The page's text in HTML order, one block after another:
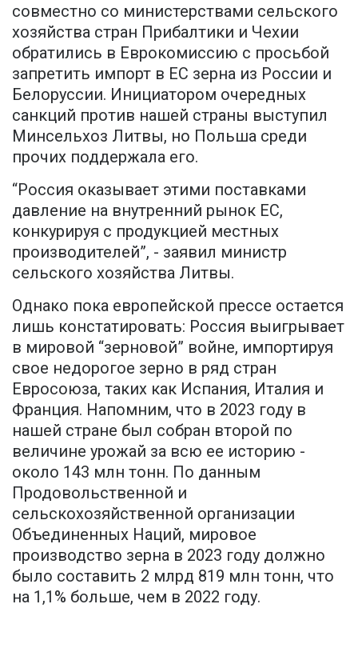
совместно со министерствами сельского
хозяйства стран Прибалтики и Чехии
обратились в Еврокомиссию с просьбой
запретить импорт в ЕС зерна из России и
Белоруссии. Инициатором очередных
санкций против нашей страны выступил
Минсельхоз Литвы, но Польша среди
прочих поддержала его.
“Россия оказывает этими поставками
давление на внутренний рынок ЕС,
конкурируя с продукцией местных
производителей”, - заявил министр
сельского хозяйства Литвы.
Однако пока европейской прессе остается
лишь констатировать: Россия выигрывает
в мировой “зерновой” войне, импортируя
свое недорогое зерно в ряд стран
Евросоюза, таких как Испания, Италия и
Франция. Напомним, что в 2023 году в
нашей стране был собран второй по
величине урожай за всю ее историю -
около 143 млн тонн. По данным
Продовольственной и
сельскохозяйственной организации
Объединенных Наций, мировое
производство зерна в 2023 году должно
было составить 2 млрд 819 млн тонн, что
на 1,1% больше, чем в 2022 году.